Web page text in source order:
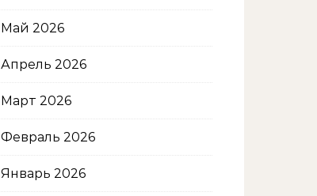
Май 2026
Апрель 2026
Март 2026
Февраль 2026
Январь 2026